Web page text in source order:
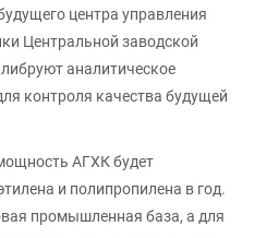
центра управления
Центральной заводской
аналитическое
контроля качества будущей
АГХК будет
и полипропилена в год.
промышленная база, а для